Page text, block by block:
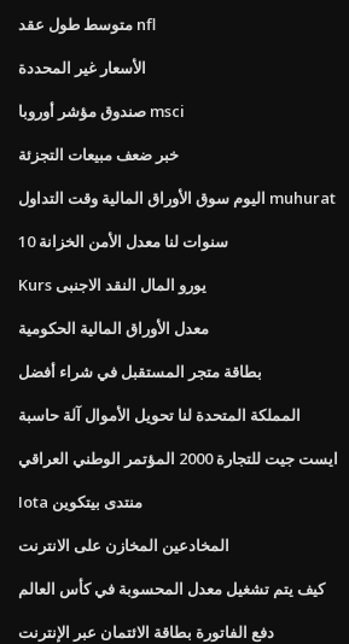
متوسط ​​طول عقد nfl
الأسعار غير المحددة
صندوق مؤشر أوروبا msci
خبر ضعف مبيعات التجزئة
اليوم سوق الأوراق المالية وقت التداول muhurat
10 سنوات لنا معدل الأمن الخزانة
Kurs يورو المال النقد الاجنبى
معدل الأوراق المالية الحكومية
بطاقة متجر المستقبل في شراء أفضل
المملكة المتحدة لنا تحويل الأموال آلة حاسبة
ايست جيت للتجارة 2000 المؤتمر الوطني العراقي
Iota منتدى بيتكوين
المخادعين المخازن على الانترنت
كيف يتم تشغيل معدل المحسوبة في كأس العالم
دفع الفاتورة بطاقة الائتمان عبر الإنترنت